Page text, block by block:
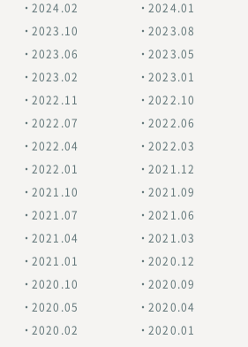
2024.02 2024.01
2023.10 2023.08
2023.06 2023.05
2023.02 2023.01
2022.11 2022.10
2022.07 2022.06
2022.04 2022.03
2022.01 2021.12
2021.10 2021.09
2021.07 2021.06
2021.04 2021.03
2021.01 2020.12
2020.10 2020.09
2020.05 2020.04
2020.02 2020.01